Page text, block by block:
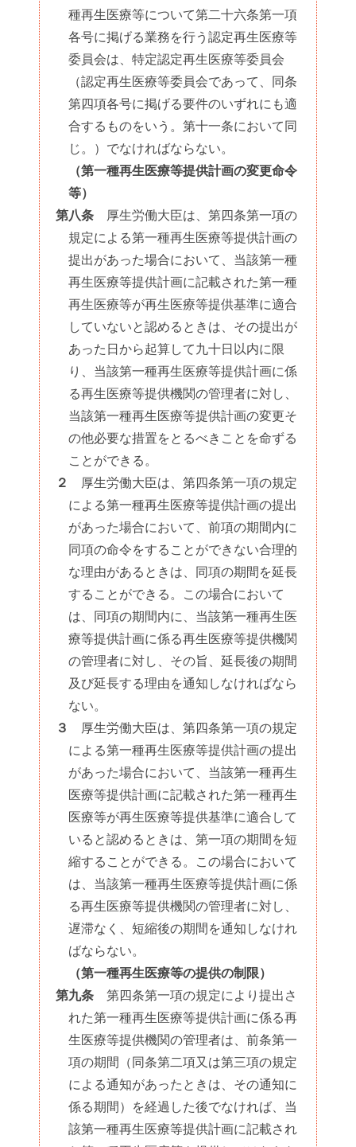
種再生医療等について第二十六条第一項
各号に掲げる業務を行う認定再生医療等
委員会は、特定認定再生医療等委員会
（認定再生医療等委員会であって、同条
第四項各号に掲げる要件のいずれにも適
合するものをいう。第十一条において同
じ。）でなければならない。
（第一種再生医療等提供計画の変更命令
等）
第八条 厚生労働大臣は、第四条第一項の
規定による第一種再生医療等提供計画の
提出があった場合において、当該第一種
再生医療等提供計画に記載された第一種
再生医療等が再生医療等提供基準に適合
していないと認めるときは、その提出が
あった日から起算して九十日以内に限
り、当該第一種再生医療等提供計画に係
る再生医療等提供機関の管理者に対し、
当該第一種再生医療等提供計画の変更そ
の他必要な措置をとるべきことを命ずる
ことができる。
２
厚生労働大臣は、第四条第一項の規定
による第一種再生医療等提供計画の提出
があった場合において、前項の期間内に
同項の命令をすることができない合理的
な理由があるときは、同項の期間を延長
することができる。この場合において
は、同項の期間内に、当該第一種再生医
療等提供計画に係る再生医療等提供機関
の管理者に対し、その旨、延長後の期間
及び延長する理由を通知しなければなら
ない。
３
厚生労働大臣は、第四条第一項の規定
による第一種再生医療等提供計画の提出
があった場合において、当該第一種再生
医療等提供計画に記載された第一種再生
医療等が再生医療等提供基準に適合して
いると認めるときは、第一項の期間を短
縮することができる。この場合において
は、当該第一種再生医療等提供計画に係
る再生医療等提供機関の管理者に対し、
遅滞なく、短縮後の期間を通知しなけれ
ばならない。
（第一種再生医療等の提供の制限）
第九条 第四条第一項の規定により提出さ
れた第一種再生医療等提供計画に係る再
生医療等提供機関の管理者は、前条第一
項の期間（同条第二項又は第三項の規定
による通知があったときは、その通知に
係る期間）を経過した後でなければ、当
該第一種再生医療等提供計画に記載され